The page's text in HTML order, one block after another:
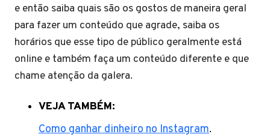
e então saiba quais são os gostos de maneira geral
para fazer um conteúdo que agrade, saiba os
horários que esse tipo de público geralmente está
online e também faça um conteúdo diferente e que
chame atenção da galera.
VEJA TAMBÉM:
Como ganhar dinheiro no Instagram.